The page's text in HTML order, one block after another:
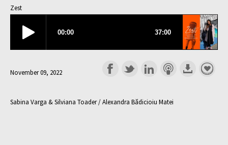
Zest
November 09, 2022
Sabina Varga & Silviana Toader / Alexandra Bădicioiu Matei